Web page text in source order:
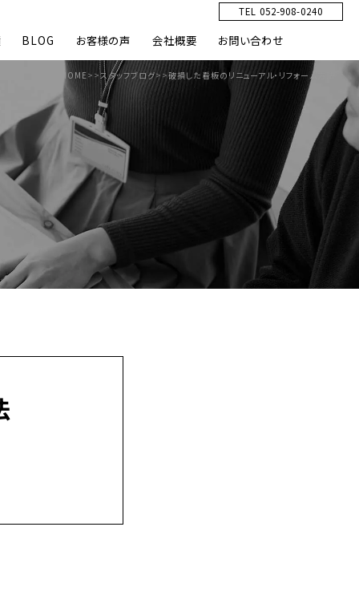
BLOG お客様の声 会社概要 お問い合わせ
TEL 052-908-0240
HOME>>スタッフブログ>>破損した看板のリニューアル・リフォーム方法